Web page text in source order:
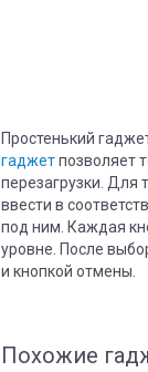
Простенький
гаджетпозволяет
перезагрузки. Для
ввести в
под ним. Каждая
уровне. После
и кнопкой отмены.
Похожие